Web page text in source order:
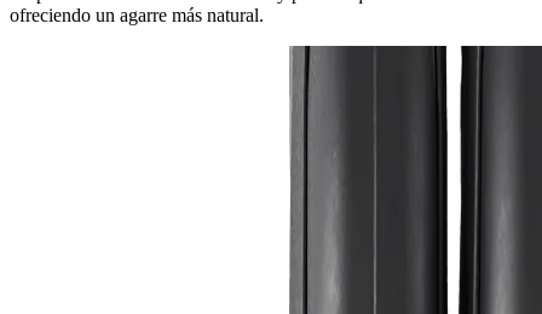
ofreciendo un agarre más natural.